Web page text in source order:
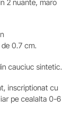
2 nuante, maro
0.7 cm.
cauciuc sintetic.
inscriptionat cu
pe cealalta 0-6